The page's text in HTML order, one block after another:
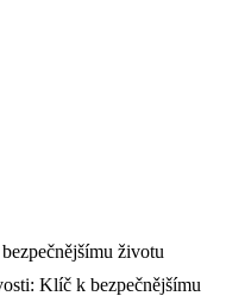
Klíč k bezpečnějšímu